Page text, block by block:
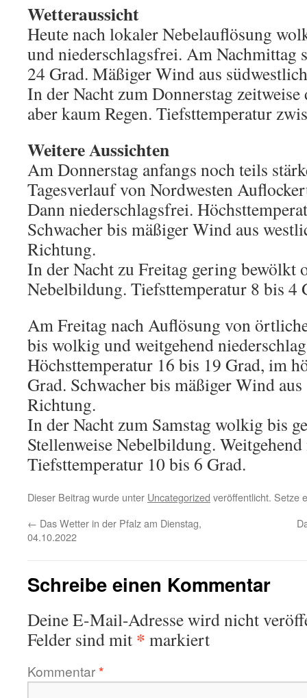
Wetteraussicht
Heute nach lokaler Nebelauflösung
und niederschlagsfrei. Am Nachmittag
24 Grad. Mäßiger Wind aus
In der Nacht zum Donnerstag
aber kaum Regen. Tiefsttemperatur
Weitere Aussichten
Am Donnerstag anfangs noch teils
Tagesverlauf von Nordwesten
Dann niederschlagsfrei.
Schwacher bis mäßiger Wind aus
Richtung.
In der Nacht zu Freitag gering bewölkt
Nebelbildung. Tiefsttemperatur 8 bis 4
Am Freitag nach Auflösung von
bis wolkig und weitgehend
Höchsttemperatur 16 bis 19 Grad, im
Grad. Schwacher bis mäßiger Wind
Richtung.
In der Nacht zum Samstag wolkig bis
Stellenweise Nebelbildung.
Tiefsttemperatur 10 bis 6 Grad.
Dieser Beitrag wurde unter Uncategorized veröffentlicht. Setze
← Das Wetter in der Pfalz am Dienstag,
04.10.2022
Schreibe einen Kommentar
Deine E-Mail-Adresse wird nicht
Felder sind mit * markiert
Kommentar*